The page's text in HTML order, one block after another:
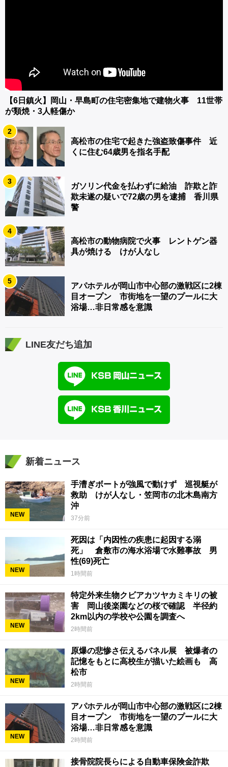
【6日鎮火】岡山・早島町の住宅密集地で建物火事 11世帯
が類焼・3人軽傷か
2
高松市の住宅で起きた強盗致傷事件 近
くに住む64歳男を指名手配
3
ガソリン代金を払わずに給油 詐欺と詐
欺未遂の疑いで72歳の男を逮捕 香川県
警
4
高松市の動物病院で火事 レントゲン器
具が焼ける けが人なし
5
アパホテルが岡山市中心部の激戦区に2棟
目オープン 市街地を一望のプールに大
浴場…非日常感を意識
LINE友だち追加
新着ニュース
NEW
手漕ぎボートが強風で動けず 巡視艇が
救助 けが人なし・笠岡市の北木島南方
沖
37分前
NEW
死因は「内因性の疾患に起因する溺
死」 倉敷市の海水浴場で水難事故 男
性(69)死亡
1時間前
NEW
特定外来生物クビアカツヤカミキリの被
害 岡山後楽園などの桜で確認 半径約
2km以内の学校や公園を調査へ
2時間前
NEW
原爆の悲惨さ伝えるパネル展 被爆者の
記憶をもとに高校生が描いた絵画も 高
松市
2時間前
NEW
アパホテルが岡山市中心部の激戦区に2棟
目オープン 市街地を一望のプールに大
浴場…非日常感を意識
2時間前
接骨院院長らによる自動車保険金詐欺